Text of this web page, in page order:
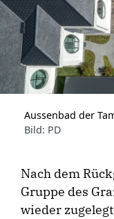
Aussenbad der
Bild: PD
Nach dem
Gruppe des
wieder